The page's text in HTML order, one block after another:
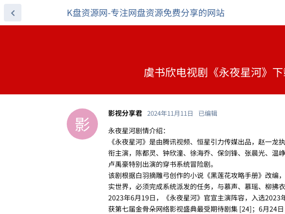
K盘资源网-专注网盘资源免费分享的网站
虞书欣电视剧《永夜星河》
影 影视分享君 2024年11月11日 已编辑
永夜星河剧情介绍：
《永夜星河》是由腾讯视频、恒星引力传媒出品，赵一
衔主演，陈都灵、钟欣潼、徐海乔、保剑锋、张晨光、温
卢禹豪特别出演的穿书系统冒险剧。
该剧根据白羽摘雕弓创作的小说《黑莲花攻略手册》改编
实世界，必须完成系统派发的任务，与慕声、慕瑶、柳拂
2023年6月19日，《永夜星河》官宣主演阵容，入选
获第七届金骨朵网络影视盛典最受期待剧集 [24]；6月